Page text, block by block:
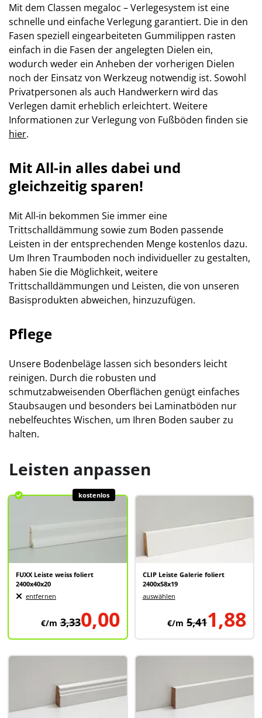
Mit dem Classen megaloc – Verlegesystem ist eine
schnelle und einfache Verlegung garantiert. Die in den
Fasen speziell eingearbeiteten Gummilippen rasten
einfach in die Fasen der angelegten Dielen ein,
wodurch weder ein Anheben der vorherigen Dielen
noch der Einsatz von Werkzeug notwendig ist. Sowohl
Privatpersonen als auch Handwerkern wird das
Verlegen damit erheblich erleichtert. Weitere
Informationen zur Verlegung von Fußböden finden sie
hier.
Mit All-in alles dabei und
gleichzeitig sparen!
Mit All-in bekommen Sie immer eine
Trittschalldämmung sowie zum Boden passende
Leisten in der entsprechenden Menge kostenlos dazu.
Um Ihren Traumboden noch individueller zu gestalten,
haben Sie die Möglichkeit, weitere
Trittschalldämmungen und Leisten, die von unseren
Basisprodukten abweichen, hinzuzufügen.
Pflege
Unsere Bodenbeläge lassen sich besonders leicht
reinigen. Durch die robusten und
schmutzabweisenden Oberflächen genügt einfaches
Staubsaugen und besonders bei Laminatböden nur
nebelfeuchtes Wischen, um Ihren Boden sauber zu
halten.
Leisten anpassen
FUXX Leiste weiss foliert
2400x40x20
entfernen
0,00
€/m 3,33
kostenlos
CLIP Leiste Galerie foliert
2400x58x19
auswählen
1,88
€/m 5,41